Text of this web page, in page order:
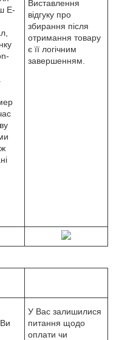
E-
Виставлення
відгуку про
збирання після
отримання товару
є її логічним
завершенням.
У Вас залишилися
питання щодо
оплати чи